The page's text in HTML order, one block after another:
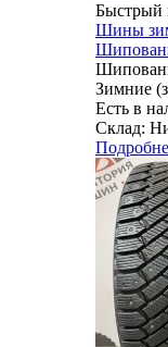
Быстрый
Шины
Зимние
Есть в
Склад: